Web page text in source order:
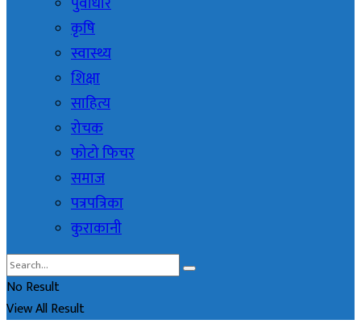
कृषि
स्वास्थ्य
शिक्षा
साहित्य
रोचक
फोटो फिचर
समाज
पत्रपत्रिका
कुराकानी
No Result
View All Result